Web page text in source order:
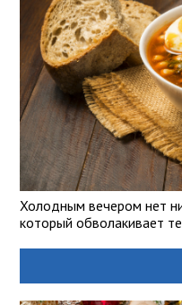
Холодным вечером нет
который обволакивает